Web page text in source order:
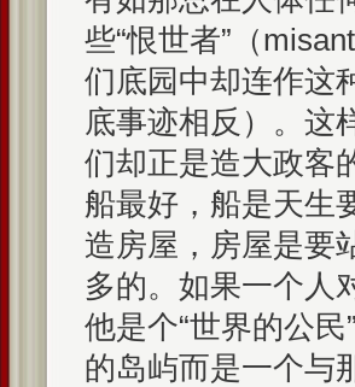
些“恨世者”（
们底园中却连作这
底事迹相反）。这
们却正是造大政客
船最好，船是天生
造房屋，房屋是要
多的。如果一个人
他是个“世界的公
的岛屿而是一个与